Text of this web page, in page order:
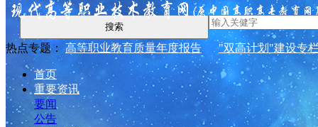
搜索
热点专题： 高等职业教育质量年度报告 "双高计划"建设专
首页
重要资讯
要闻
公告